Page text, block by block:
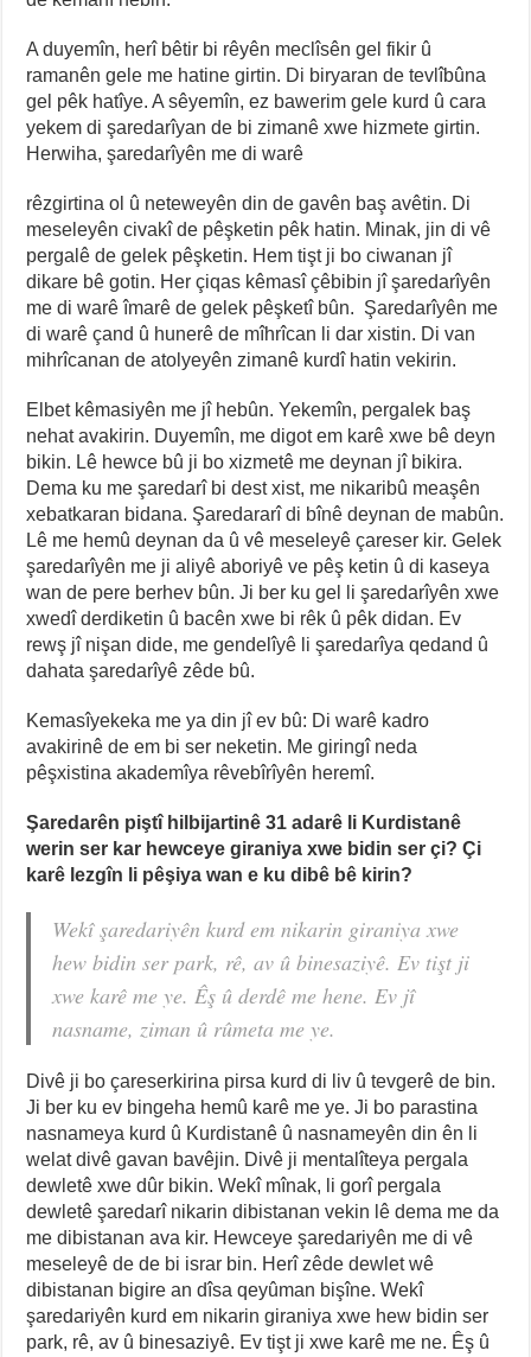
A duyemîn, herî bêtir bi rêyên meclîsên gel fikir û
ramanên gele me hatine girtin. Di biryaran de tevlîbûna
gel pêk hatîye. A sêyemîn, ez bawerim gele kurd û cara
yekem di şaredarîyan de bi zimanê xwe hizmete girtin.
Herwiha, şaredarîyên me di warê
rêzgirtina ol û neteweyên din de gavên baş avêtin. Di
meseleyên civakî de pêşketin pêk hatin. Minak, jin di vê
pergalê de gelek pêşketin. Hem tişt ji bo ciwanan jî
dikare bê gotin. Her çiqas kêmasî çêbibin jî şaredarîyên
me di warê îmarê de gelek pêşketî bûn. Şaredarîyên me
di warê çand û hunerê de mîhrîcan li dar xistin. Di van
mihrîcanan de atolyeyên zimanê kurdî hatin vekirin.
Elbet kêmasiyên me jî hebûn. Yekemîn, pergalek baş
nehat avakirin. Duyemîn, me digot em karê xwe bê deyn
bikin. Lê hewce bû ji bo xizmetê me deynan jî bikira.
Dema ku me şaredarî bi dest xist, me nikaribû meaşên
xebatkaran bidana. Şaredararî di bînê deynan de mabûn.
Lê me hemû deynan da û vê meseleyê çareser kir. Gelek
şaredarîyên me ji aliyê aboriyê ve pêş ketin û di kaseya
wan de pere berhev bûn. Ji ber ku gel li şaredarîyên xwe
xwedî derdiketin û bacên xwe bi rêk û pêk didan. Ev
rewş jî nişan dide, me gendelîyê li şaredarîya qedand û
dahata şaredarîyê zêde bû.
Kemasîyekeka me ya din jî ev bû: Di warê kadro
avakirinê de em bi ser neketin. Me giringî neda
pêşxistina akademîya rêvebîrîyên heremî.
Şaredarên piştî hilbijartinê 31 adarê li Kurdistanê
werin ser kar hewceye giraniya xwe bidin ser çi? Çi
karê lezgîn li pêşiya wan e ku dibê bê kirin?
Wekî şaredariyên kurd em nikarin giraniya xwe
hew bidin ser park, rê, av û binesaziyê. Ev tişt ji
xwe karê me ye. Êş û derdê me hene. Ev jî
nasname, ziman û rûmeta me ye.
Divê ji bo çareserkirina pirsa kurd di liv û tevgerê de bin.
Ji ber ku ev bingeha hemû karê me ye. Ji bo parastina
nasnameya kurd û Kurdistanê û nasnameyên din ên li
welat divê gavan bavêjin. Divê ji mentalîteya pergala
dewletê xwe dûr bikin. Wekî mînak, li gorî pergala
dewletê şaredarî nikarin dibistanan vekin lê dema me da
me dibistanan ava kir. Hewceye şaredariyên me di vê
meseleyê de de bi israr bin. Herî zêde dewlet wê
dibistanan bigire an dîsa qeyûman bişîne. Wekî
şaredariyên kurd em nikarin giraniya xwe hew bidin ser
park, rê, av û binesaziyê. Ev tişt ji xwe karê me ne. Êş û